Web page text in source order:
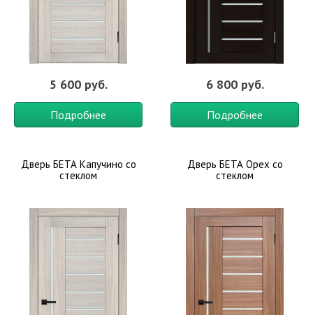
5 600 руб.
Подробнее
6 800 руб.
Подробнее
Дверь БЕТА Капучино со
стеклом
Дверь БЕТА Орех со
стеклом